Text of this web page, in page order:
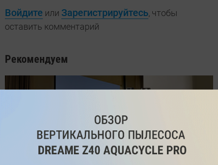
Войдите или Зарегистрируйтесь, чтобы
оставить комментарий
Рекомендуем